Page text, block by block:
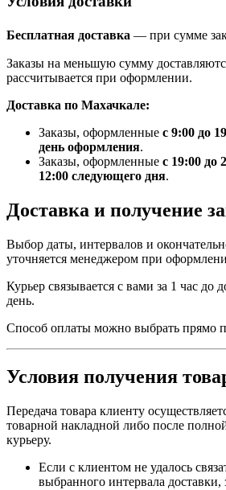
Бесплатная доставка — при сумме
Заказы на меньшую сумму
рассчитывается при оформлении.
Доставка по Махачкале:
Заказы, оформленные с 9:00 до
день оформления.
Заказы, оформленные с 19:00 до
12:00 следующего дня.
Доставка и получение
Выбор даты, интервалов и
уточняется менеджером при
Курьер связывается с вами за 1 час до
день.
Способ оплаты можно выбрать прямо
Условия получения
Передача товара клиенту
товарной накладной либо после
курьеру.
Если с клиентом не удалось
выбранного интервала доставки,